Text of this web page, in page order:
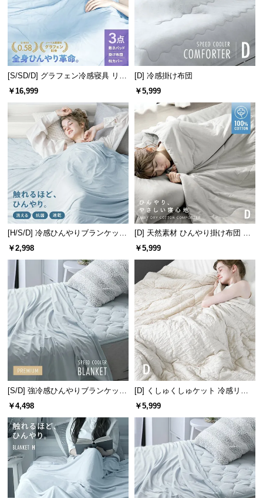
置
ー
ビ
ス
つ
て
経
路
に
つ
い
て
品・
キ
ャ
ン
セ
ル
に
つ
い
て
保
証
つ
[S/SD/D] グラフェン冷感寝具 リバ
ーシブル 3点セット 速乾 抗菌 洗え
￥16,999
[D] 冷感掛け布団
￥5,999
[H/S/D] 冷感ひんやりブランケット
リバーシブル 速乾 抗菌 洗える
￥2,998
[D] 天然素材 ひんやり掛け布団 綿1
00% リバーシブル 洗える
￥5,999
[S/D] 強冷感ひんやりブランケット
リバーシブル プレミアム 速乾 抗
菌 洗える
￥4,498
[D] くしゅくしゅケット 冷感リバ
ーシブル 洗える
￥5,999